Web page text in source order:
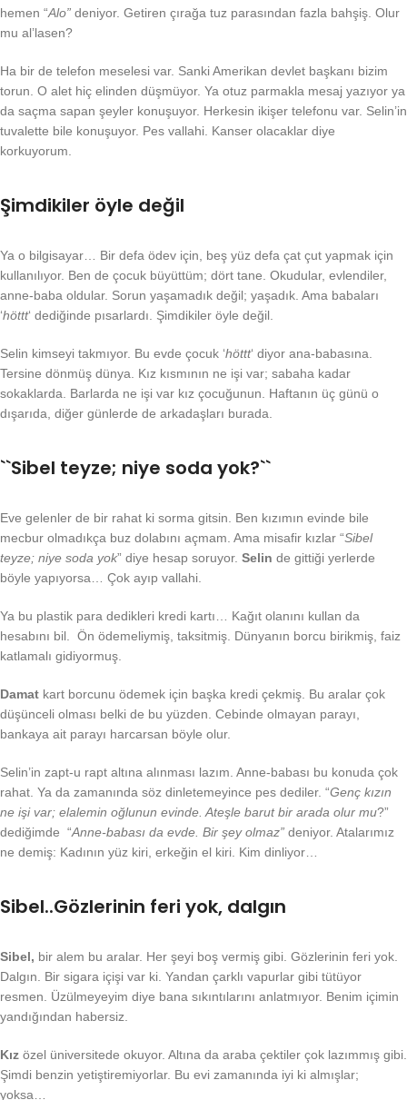
hemen “Alo” deniyor. Getiren çırağa tuz parasından fazla bahşiş. Olur
mu al’lasen?
Ha bir de telefon meselesi var. Sanki Amerikan devlet başkanı bizim
torun. O alet hiç elinden düşmüyor. Ya otuz parmakla mesaj yazıyor ya
da saçma sapan şeyler konuşuyor. Herkesin ikişer telefonu var. Selin’in
tuvalette bile konuşuyor. Pes vallahi. Kanser olacaklar diye
korkuyorum.
Şimdikiler öyle değil
Ya o bilgisayar… Bir defa ödev için, beş yüz defa çat çut yapmak için
kullanılıyor. Ben de çocuk büyüttüm; dört tane. Okudular, evlendiler,
anne-baba oldular. Sorun yaşamadık değil; yaşadık. Ama babaları
‘höttt‘ dediğinde pısarlardı. Şimdikiler öyle değil.
Selin kimseyi takmıyor. Bu evde çocuk ‘höttt‘ diyor ana-babasına.
Tersine dönmüş dünya. Kız kısmının ne işi var; sabaha kadar
sokaklarda. Barlarda ne işi var kız çocuğunun. Haftanın üç günü o
dışarıda, diğer günlerde de arkadaşları burada.
``Sibel teyze; niye soda yok?``
Eve gelenler de bir rahat ki sorma gitsin. Ben kızımın evinde bile
mecbur olmadıkça buz dolabını açmam. Ama misafir kızlar “Sibel
teyze; niye soda yok” diye hesap soruyor. Selin de gittiği yerlerde
böyle yapıyorsa… Çok ayıp vallahi.
Ya bu plastik para dedikleri kredi kartı… Kağıt olanını kullan da
hesabını bil. Ön ödemeliymiş, taksitmiş. Dünyanın borcu birikmiş, faiz
katlamalı gidiyormuş.
Damat kart borcunu ödemek için başka kredi çekmiş. Bu aralar çok
düşünceli olması belki de bu yüzden. Cebinde olmayan parayı,
bankaya ait parayı harcarsan böyle olur.
Selin’in zapt-u rapt altına alınması lazım. Anne-babası bu konuda çok
rahat. Ya da zamanında söz dinletemeyince pes dediler. “Genç kızın
ne işi var; elalemin oğlunun evinde. Ateşle barut bir arada olur mu?”
dediğimde “Anne-babası da evde. Bir şey olmaz” deniyor. Atalarımız
ne demiş: Kadının yüz kiri, erkeğin el kiri. Kim dinliyor…
Sibel..Gözlerinin feri yok, dalgın
Sibel, bir alem bu aralar. Her şeyi boş vermiş gibi. Gözlerinin feri yok.
Dalgın. Bir sigara içişi var ki. Yandan çarklı vapurlar gibi tütüyor
resmen. Üzülmeyeyim diye bana sıkıntılarını anlatmıyor. Benim içimin
yandığından habersiz.
Kız özel üniversitede okuyor. Altına da araba çektiler çok lazımmış gibi.
Şimdi benzin yetiştiremiyorlar. Bu evi zamanında iyi ki almışlar;
yoksa…